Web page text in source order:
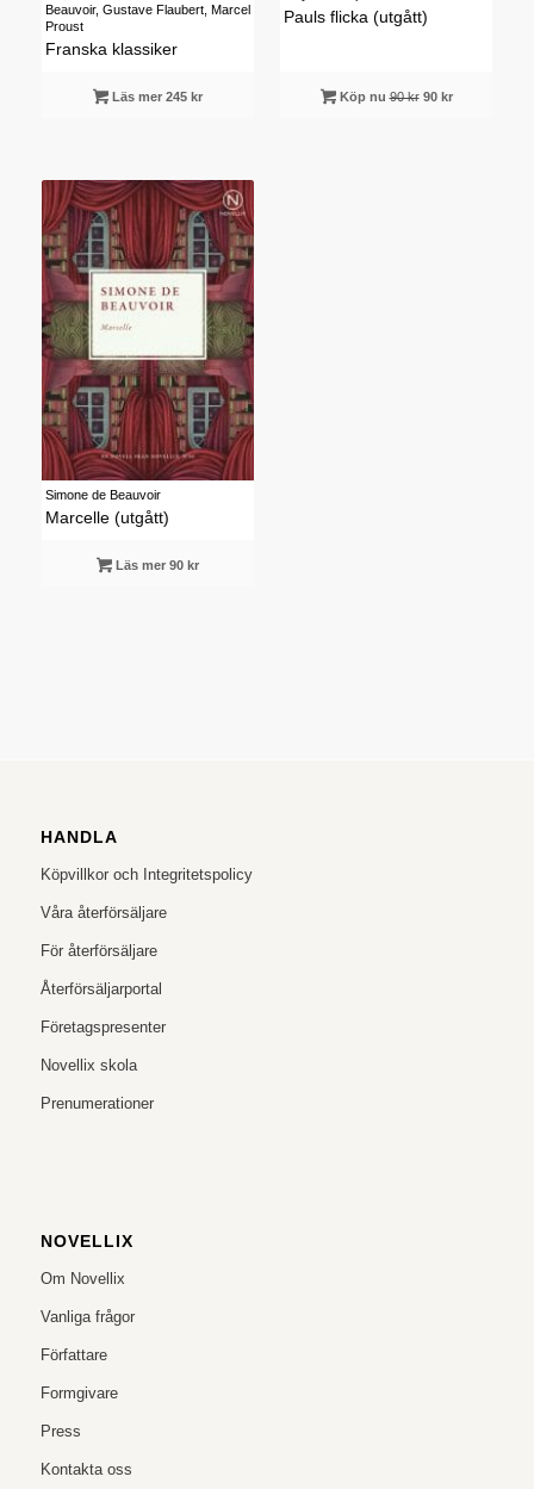
Beauvoir, Gustave Flaubert, Marcel
Proust
Franska klassiker
Läs mer 245 kr
Pauls flicka (utgått)
Köp nu90 kr90 kr
Simone de Beauvoir
Marcelle (utgått)
Läs mer 90 kr
HANDLA
Köpvillkor och Integritetspolicy
Våra återförsäljare
För återförsäljare
Återförsäljarportal
Företagspresenter
Novellix skola
Prenumerationer
NOVELLIX
Om Novellix
Vanliga frågor
Författare
Formgivare
Press
Kontakta oss